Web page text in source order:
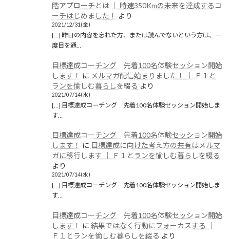
階アプローチとは │ 時速350Kmの未来を達成するコ
ーチはじめました！
より
2021/12/31(金)
[…] 昨日の内容を忘れた方、または読んでないという方は、一
度目を通…
目標達成コーチング 先着100名体験セッション開始
します！
に メルマガ配信始まりました！ │ Ｆ１と
ランを愉しむ暮らしを綴る より
2021/07/14(水)
[…] 目標達成コーチング 先着100名体験セッション開始しま
す…
目標達成コーチング 先着100名体験セッション開始
します！
に 目標達成に向けた考え方の共有はメルマ
ガに移行します │ Ｆ１とランを愉しむ暮らしを綴る
より
2021/07/14(水)
[…] 目標達成コーチング 先着100名体験セッション開始しま
す…
目標達成コーチング 先着100名体験セッション開始
します！
に 結果ではなく行動にフォーカスする │
Ｆ１とランを愉しむ暮らしを綴る より